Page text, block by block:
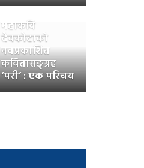
महाकवि
देवकोटाको
नवप्रकाशित
कवितासङ्ग्रह
‘परी’ : एक परिचय